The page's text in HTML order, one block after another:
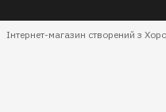
Інтернет-магазин створений з